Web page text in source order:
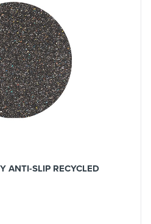
ANTI-SLIP RECYCLED